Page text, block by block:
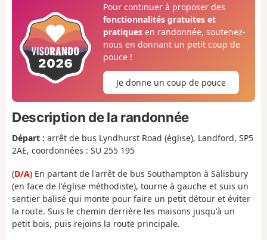
Pour continuer à proposer des
fonctionnalités gratuites et
pratiquesen randonnée, soutenez-
nous en donnant un petit coup de
pouce !
Je donne un coup de pouce
Description de la randonnée
Départ : arrêt de bus Lyndhurst Road (église), Landford, SP5
2AE, coordonnées : SU 255 195
(D/A) En partant de l'arrêt de bus Southampton à Salisbury
(en face de l'église méthodiste), tourne à gauche et suis un
sentier balisé qui monte pour faire un petit détour et éviter
la route. Suis le chemin derrière les maisons jusqu'à un
petit bois, puis rejoins la route principale.